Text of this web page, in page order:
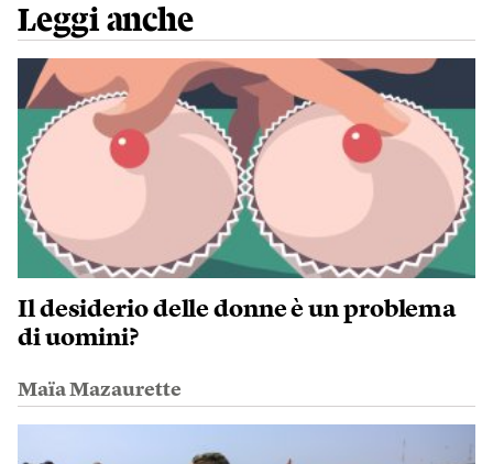
Leggi anche
Il desiderio delle donne è un problema
di uomini?
Maïa Mazaurette